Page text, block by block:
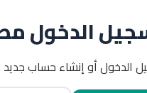
الدخول
الدخول أو إنشاء حساب جديد